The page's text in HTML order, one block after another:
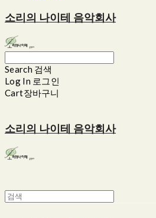
소리의 나이테 음악회사
Search 검색
Log In 로그인
Cart장바구니
소리의 나이테 음악회사